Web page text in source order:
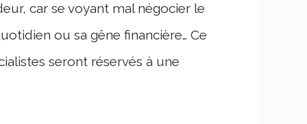
car se voyant mal négocier le
ou sa gêne financière… Ce
seront réservés à une